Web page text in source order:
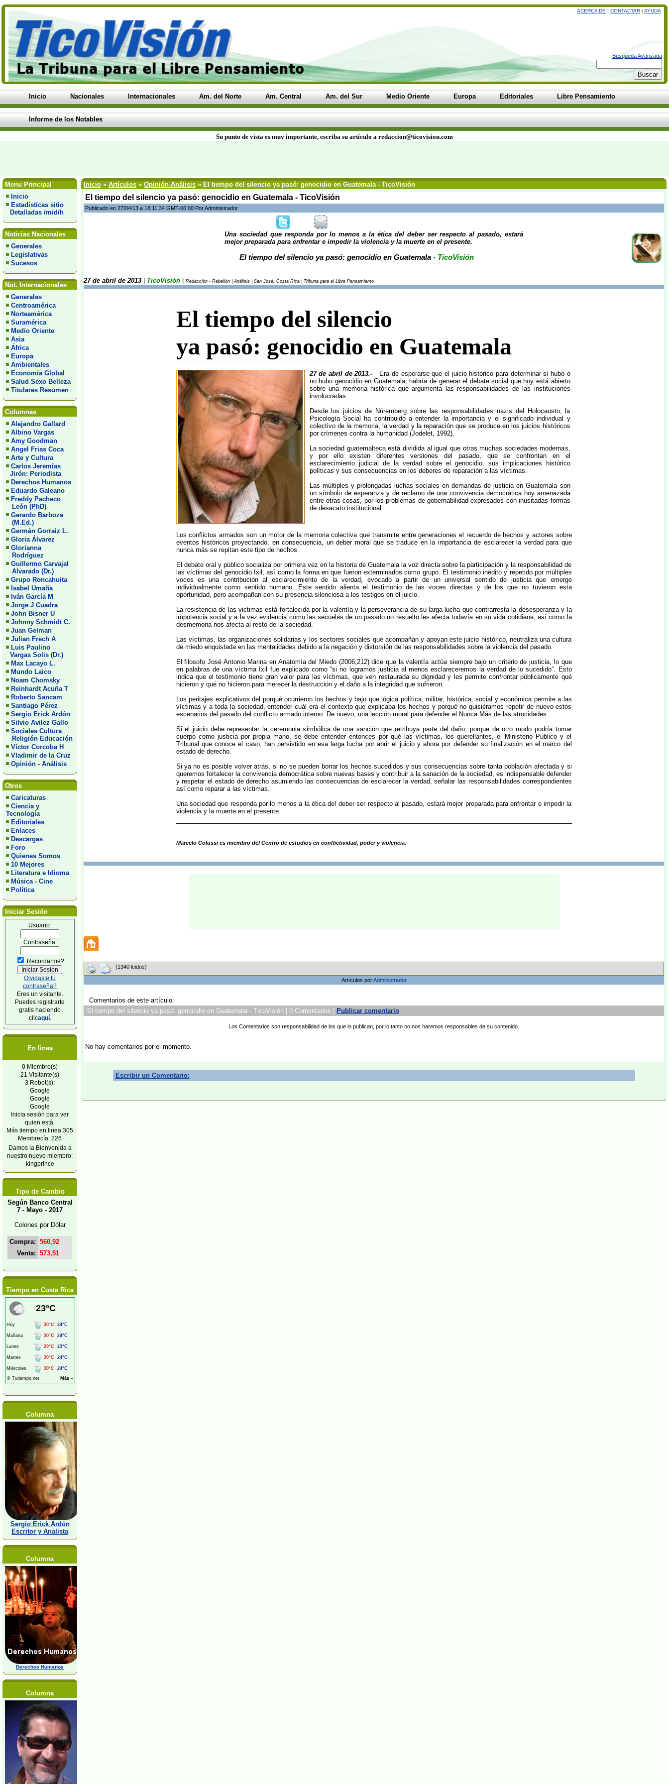
ACERCA DE | CONTACTAR | AYUDA
Busqueda Avanzada
Inicio Nacionales Internacionales Am. del Norte Am. Central Am. del Sur Medio Oriente Europa Editoriales Libre Pensamiento
Informe de los Notables
Su punto de vista es muy importante, escriba su artículo a redaccion@ticovision.com
Menu Principal
Inicio
Estadísticas sitio
Detalladas /m/d/h
Noticias Nacionales
Generales
Legislativas
Sucesos
Not. Internacionales
Generales
Centroamérica
Norteamérica
Suramérica
Medio Oriente
Asia
África
Europa
Ambientales
Economía Global
Salud Sexo Belleza
Titulares Resumen
Columnas
Alejandro Gallard
Albino Vargas
Amy Goodman
Angel Frias Coca
Arte y Cultura
Carlos Jeremías
Jirón: Periodista
Derechos Humanos
Eduardo Galeano
Freddy Pacheco
León (PhD)
Gerardo Barboza
(M.Ed.)
Germán Gorraiz L.
Gloria Álvarez
Glorianna
Rodríguez
Guillermo Carvajal
Alvarado (Dr.)
Grupo Roncahuita
Isabel Umaña
Iván García M
Jorge J Cuadra
John Bisner U
Johnny Schmidt C.
Juan Gelman
Julian Frech A
Luis Paulino
Vargas Solis (Dr.)
Max Lacayo L.
Mundo Laico
Noam Chomsky
Reinhardt Acuña T
Roberto Sancam
Santiago Pérez
Sergio Erick Ardón
Silvio Avilez Gallo
Sociales Cultura
Religión Educación
Víctor Corcoba H
Vladimir de la Cruz
Opinión - Análisis
Otros
Caricaturas
Ciencia y
Tecnología
Editoriales
Enlaces
Descargas
Foro
Quienes Somos
10 Mejores
Literatura e Idioma
Música - Cine
Política
Iniciar Sesión
Usuario:
Contraseña:
Recordarme?
Olvidaste tu
contraseña?
Eres un visitante.
Puedes registrarte
gratis haciendo
clicaquí.
En linea
0 Miembro(s)
21 Visitante(s)
3 Robot(s):
Google
Google
Google
Inicia sesión para ver
quien está.
Más tiempo en linea:305
Membrecía: 226
Damos la Bienvenida a
nuestro nuevo miembro:
kingprince
Tipo de Cambio
Según Banco Central
7 - Mayo - 2017
Colones por Dólar
Compra: 560,92
Venta: 573,51
Tiempo en Costa Rica
Columna
Sergio Erick Ardón
Escritor y Analista
Columna
Derechos Humanos
Columna
Inicio » Artículos » Opinión-Análisis » El tiempo del silencio ya pasó: genocidio en Guatemala - TicoVisión
El tiempo del silencio ya pasó: genocidio en Guatemala - TicoVisión
Publicado en 27/04/13 a 18:11:34 GMT-06:00 Por Administrador
Una sociedad que responda por lo menos a la ética del deber ser respecto al pasado, estará
mejor preparada para enfrentar e impedir la violencia y la muerte en el presente.
El tiempo del silencio ya pasó: genocidio en Guatemala- TicoVisión
27 de abril de 2013 TicoVisión Redacción - Rebelión | Análisis | San José, Costa Rica | Tribuna para el Libre Pensamiento
El tiempo del silencio
ya pasó: genocidio en Guatemala
27 de abril de 2013.-
Era de esperarse que el juicio histórico para determinar si hubo o
no hubo genocidio en Guatemala, habría de generar el debate social que hoy está abierto
sobre una memoria histórica que argumenta las responsabilidades de las instituciones
involucradas.
Desde los juicios de Núremberg sobre las responsabilidades nazis del Holocausto, la
Psicología Social ha contribuido a entender la importancia y el significado individual y
colectivo de la memoria, la verdad y la reparación que se produce en los juicios históricos
por crímenes contra la humanidad (Jodelet, 1992).
La sociedad guatemalteca está dividida al igual que otras muchas sociedades modernas,
y por ello existen diferentes versiones del pasado, que se confrontan en el
esclarecimiento judicial de la verdad sobre el genocidio, sus implicaciones histórico
políticas y sus consecuencias en los deberes de reparación a las víctimas.
Las múltiples y prolongadas luchas sociales en demandas de justicia en Guatemala son
un símbolo de esperanza y de reclamo de una convivencia democrática hoy amenazada
entre otras cosas, por los problemas de gobernabilidad expresados con inusitadas formas
de desacato institucional.
Los conflictos armados son un motor de la memoria colectiva que transmite entre generaciones el recuerdo de hechos y actores sobre
eventos históricos proyectando, en consecuencia, un deber moral que se traduce en la importancia de esclarecer la verdad para que
nunca más se repitan este tipo de hechos.
El debate oral y público socializa por primera vez en la historia de Guatemala la voz directa sobre la participación y la responsabilidad de
las víctimas del genocidio Ixil, así como la forma en que fueron exterminados como grupo. El testimonio inédito y repetido por múltiples
voces es una contribución al esclarecimiento de la verdad, evocado a partir de un universal sentido de justicia que emerge
individualmente como sentido humano. Este sentido alienta el testimonio de las voces directas y de los que no tuvieron esta
oportunidad, pero acompañan con su presencia silenciosa a los testigos en el juicio.
La resistencia de las victimas está fortalecida por la valentía y la perseverancia de su larga lucha que contrarresta la desesperanza y la
impotencia social y a la vez evidencia cómo las secuelas de un pasado no resuelto les afecta todavía en su vida cotidiana, así como la
desmemoria nos afecta al resto de la sociedad.
Las víctimas, las organizaciones solidarias y los sectores sociales que acompañan y apoyan este juicio histórico, neutraliza una cultura
de miedo enquistada en las mentalidades debido a la negación y distorsión de las responsabilidades sobre la violencia del pasado.
El filosofo José Antonio Marina en Anatomía del Miedo (2006;212) dice que la valentía actúa siempre bajo un criterio de justicia, lo que
en palabras de una víctima Ixil fue explicado como “si no logramos justicia al menos esclareceremos la verdad de lo sucedido”. Esto
indica que el testimonio tiene gran valor para las víctimas, que ven restaurada su dignidad y les permite confrontar públicamente qué
hicieron y qué no hicieron para merecer la destrucción y el daño a la integridad que sufrieron.
Los peritajes explicativos del porqué ocurrieron los hechos y bajo que lógica política, militar, histórica, social y económica permite a las
víctimas y a toda la sociedad, entender cuál era el contexto que explicaba los hechos y porqué no quisiéramos repetir de nuevo estos
escenarios del pasado del conflicto armado interno. De nuevo, una lección moral para defender el Nunca Más de las atrocidades.
Si el juicio debe representar la ceremonia simbólica de una sanción que retribuya parte del daño, porque de otro modo podría tomar
cuerpo como justicia por propia mano, se debe entender entonces por qué las víctimas, los querellantes, el Ministerio Publico y el
Tribunal que conoce el caso, han persistido en esa larga lucha por abrir el juicio y ahora por defender su finalización en el marco del
estado de derecho.
Si ya no es posible volver atrás, si no se pueden borrar los hechos sucedidos y sus consecuencias sobre tanta población afectada y si
queremos fortalecer la convivencia democrática sobre nuevas bases y contribuir a la sanación de la sociedad, es indispensable defender
y respetar el estado de derecho asumiendo las consecuencias de esclarecer la verdad, señalar las responsabilidades correspondientes
así como reparar a las víctimas.
Una sociedad que responda por lo menos a la ética del deber ser respecto al pasado, estará mejor preparada para enfrentar e impedir la
violencia y la muerte en el presente.
Marcelo Colussi es miembro del Centro de estudios en conflictividad, poder y violencia.
(1340 leidos)
Artículos porAdministrador
Comentarios de este artículo:
El tiempo del silencio ya pasó: genocidio en Guatemala - TicoVisión | 0 Comentarios |
Publicar comentario
Los Comentarios son responsabilidad de los que lo publican, por lo tanto no nos haremos responsables de su contenido.
No hay comentarios por el momento.
Escribir un Comentario: